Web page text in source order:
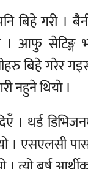
बिहे गरी ।
सेटिङ्ग
बिहे गरेर
नहुने थियाे ।
। एसएलसी